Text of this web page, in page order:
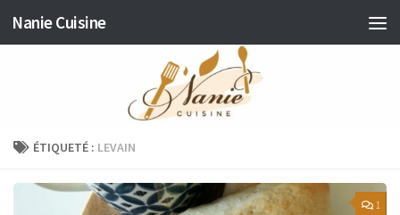
Skip to content
Nanie Cuisine
ÉTIQUETÉ : LEVAIN
1